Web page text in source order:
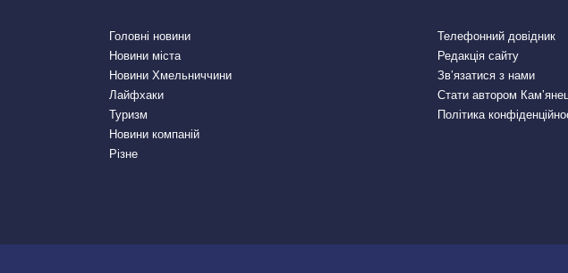
Головні новини
Новини міста
Новини Хмельниччини
Лайфхаки
Туризм
Новини компаній
Різне
Телефонний довідник
Редакція сайту
Зв’язатися з нами
Стати автором
Політика